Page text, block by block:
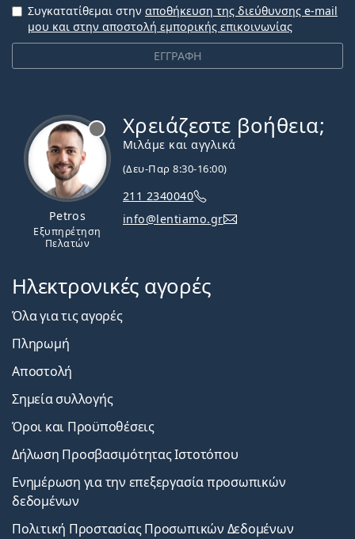
ΕΓΓΡΑΦΗ
Συγκατατίθεμαι στην αποθήκευση της διεύθυνσης e-mail
μου και στην αποστολή εμπορικής επικοινωνίας
Petros
Εξυπηρέτηση
Πελατών
Χρειάζεστε βοήθεια;
Μιλάμε και αγγλικά
(Δευ-Παρ 8:30-16:00)
211 2340040
info@lentiamo.gr
Ηλεκτρονικές αγορές
Όλα για τις αγορές
Πληρωμή
Αποστολή
Σημεία συλλογής
Όροι και Προϋποθέσεις
Δήλωση Προσβασιμότητας Ιστοτόπου
Ενημέρωση για την επεξεργασία προσωπικών
δεδομένων
Πολιτική Προστασίας Προσωπικών Δεδομένων